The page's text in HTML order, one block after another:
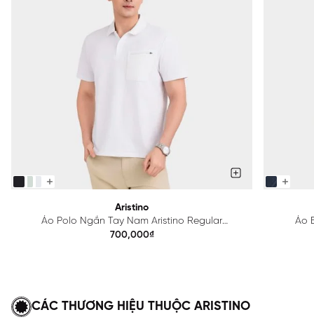
Aristino
Áo Polo Ngắn Tay Nam Aristino Regular
APS615EDP01
700,000₫
Áo
CÁC THƯƠNG HIỆU THUỘC ARISTINO